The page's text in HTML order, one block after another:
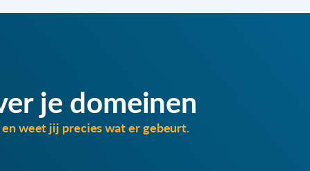
je domeinen
weet jij precies wat er gebeurt.